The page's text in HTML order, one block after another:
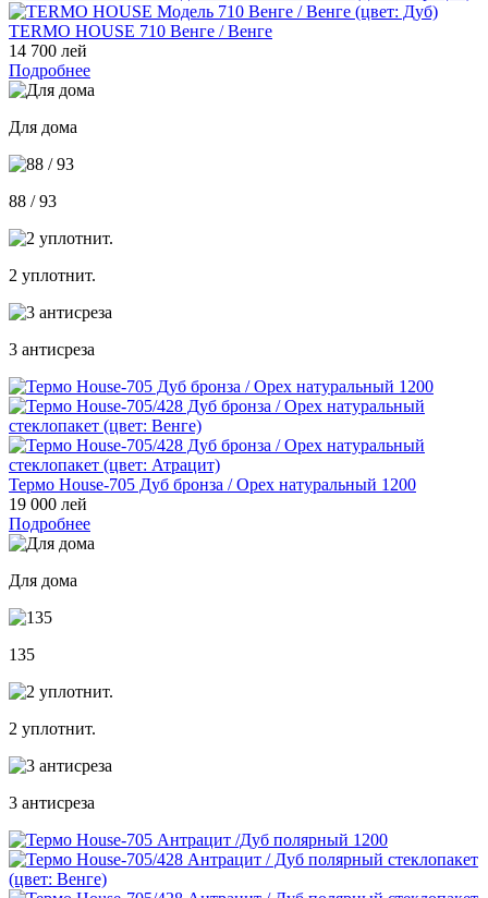
TERMO HOUSE 710 Венге / Венге
14 700 лей
Подробнее
Для дома
88 / 93
2 уплотнит.
3 антисреза
Термо House-705 Дуб бронза / Орех натуральный 1200
19 000 лей
Подробнее
Для дома
135
2 уплотнит.
3 антисреза